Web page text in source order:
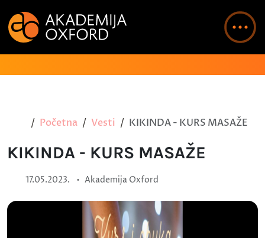
Početna Vesti KIKINDA - KURS MASAŽE
KIKINDA - KURS MASAŽE
17.05.2023. • Akademija Oxford